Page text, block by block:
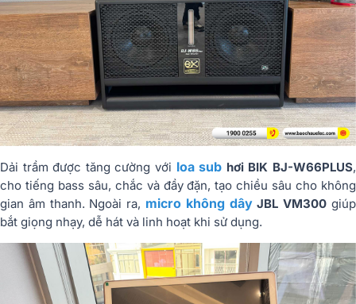
Dải trầm được tăng cường với loa sub hơi BIK BJ-W66PLUS,
cho tiếng bass sâu, chắc và đầy đặn, tạo chiều sâu cho không
gian âm thanh. Ngoài ra, micro không dâyJBL VM300 giúp
bắt giọng nhạy, dễ hát và linh hoạt khi sử dụng.